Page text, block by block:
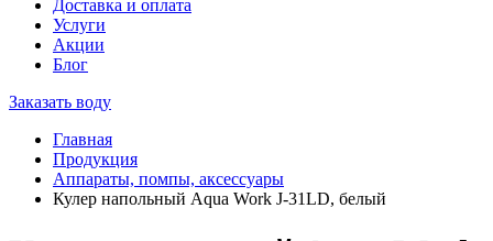
Доставка и оплата
Услуги
Акции
Блог
Заказать воду
Главная
Продукция
Аппараты, помпы, аксессуары
Кулер напольный Aqua Work J-31LD, белый